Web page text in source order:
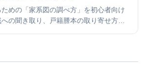
めの「家系図の調べ方」を初心者向け
の聞き取り、戸籍謄本の取り寄せ方